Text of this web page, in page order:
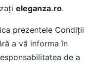
eleganza.ro.
prezentele Condiții
a vă informa în
de a